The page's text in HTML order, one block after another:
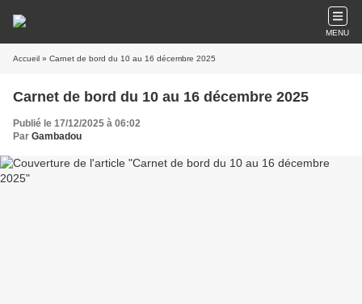
MENU
Accueil » Carnet de bord du 10 au 16 décembre 2025
Carnet de bord du 10 au 16 décembre 2025
Publié le 17/12/2025 à 06:02
Par Gambadou